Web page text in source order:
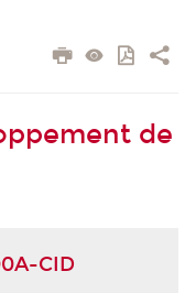
de
CID